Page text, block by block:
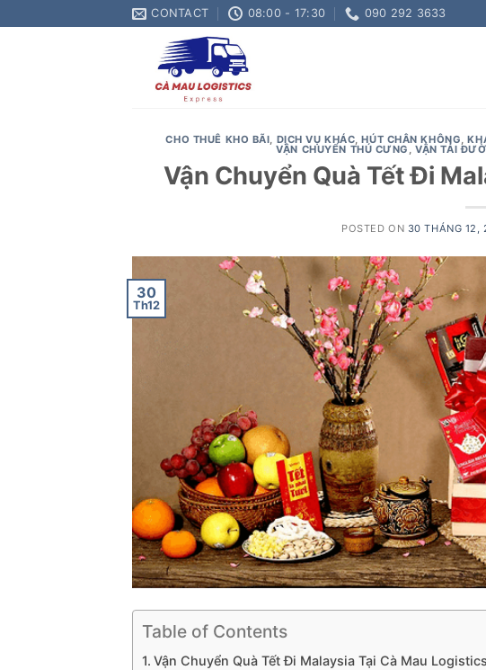
to
CONTACT 08:00 - 17:30 090 292 3633
CHO THUÊ KHO BÃI, DỊCH VỤ KHÁC,HÚT CHÂN KHÔNG,
VẬN CHUYỂN THÚ CƯNG ,VẬN TẢI
Vận Chuyển Quà Tết Đi
POSTED ON 30 THÁNG 12,
30
Th12
Table of Contents
Vận Chuyển Quà Tết Đi Malaysia Tại Cà Mau Logistics